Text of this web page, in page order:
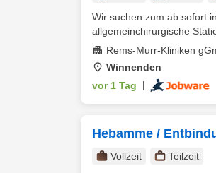
Wir suchen zum ab sofort
allgemeinchirurgische
Rems-Murr-Kliniken
Winnenden
vor 1 Tag
Hebamme /
Vollzeit
Teilzeit